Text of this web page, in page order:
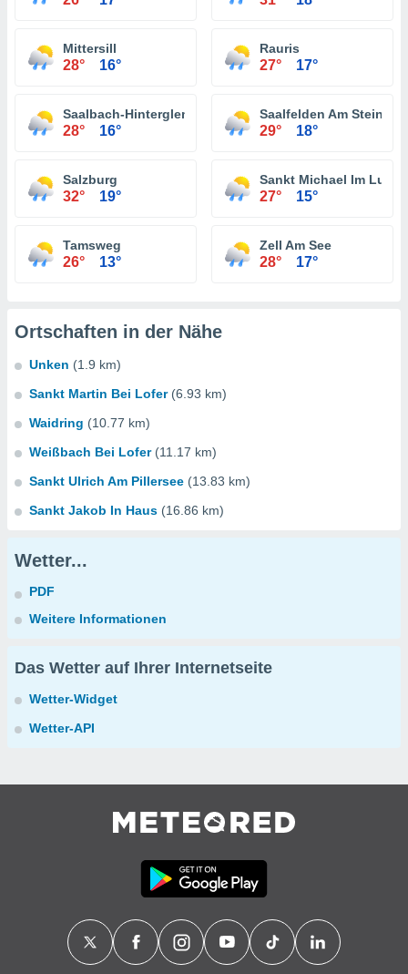
Mittersill
28° 16°
Rauris
27° 17°
Saalbach-Hinterglemm
28° 16°
Saalfelden Am
29° 18°
Salzburg
32° 19°
Sankt Michael Im
27° 15°
Tamsweg
26° 13°
Zell Am See
28° 17°
Ortschaften in der Nähe
Unken (1.9 km)
Sankt Martin Bei Lofer (6.93 km)
Waidring (10.77 km)
Weißbach Bei Lofer (11.17 km)
Sankt Ulrich Am Pillersee (13.83 km)
Sankt Jakob In Haus (16.86 km)
Wetter...
PDF
Weitere Informationen
Das Wetter auf Ihrer Internetseite
Wetter-Widget
Wetter-API